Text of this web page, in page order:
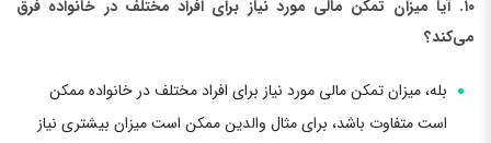
۱۰. آیا میزان تمکن مالی مورد نیاز برای افراد مختلف در خانواده فرق
می‌کند؟
بله، میزان تمکن مالی مورد نیاز برای افراد مختلف در خانواده ممکن
است متفاوت باشد، برای مثال والدین ممکن است میزان بیشتری نیاز